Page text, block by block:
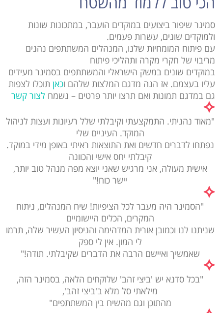
סמינר שיפור ביצועים במוקדים הועבר, במתכונות שונות
ולמוקדים שונים, עשרות פעמים.
עם פיתוח המומחיות שלנו, המנהלים המשתתפים נהנים
מריבוי של חקרי מקרה ותהליכי פיתוח
במוקדים שונים במשק הישראלי והמשתתפים בסמינר מעידים
עליו בעצמם. אז הנה מדגם המלצות שלהם וכאן תוכלו לצפות
גם במדגם תמונות ואם תרצו יותר פרטים – נשמח לצור קשר
"מאוד נהניתי. התמקצעתי וקיבלתי שלל רעיונות ועצות לניהול
המוקד. העיניים שלי
נפתחו לדברים חדשים ואת התוצאות ראיתי באופן מידי במוקד.
קיבלתי יחס אישי והכוונה
אישית מעולה, אני מרגיש שאני יוצא מפה מנהל טוב יותר,
יישר כוח!"
"הסמינר היה מעבר לכל הציפיות! שיח המנהלים, ניתוח
המקרים, הכלים היישומיים
שניתנו לנו וכמובן אורית המדהימה והניסיון העשיר שלה, תרמו
לי המון. אין לי ספק
שאמשיך ואיישם הרבה את הדברים שקיבלתי. תודה!"
"בכל סדנא יש 'ביצי זהב' שלוקחים הלאה, בסמינר הזה,
מילאתי סל מלא ב'ביצי זהב',
מהתוכן וגם מהשיח בין המשתתפים"